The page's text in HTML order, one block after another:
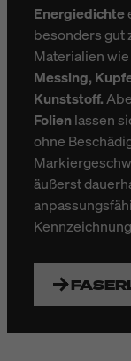
Energiedichte
besonders gut
Materialien wie
Messing,
Kunststoff.
Folien lassen
ohne
äußerst